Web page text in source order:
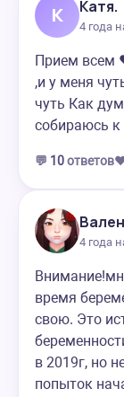
К Катя.
4 года
Прием всем
,и у меня
чуть Как
собираюсь к
💬 10ответов
4 года
время
свою. Это
в 2019г, но
попыток